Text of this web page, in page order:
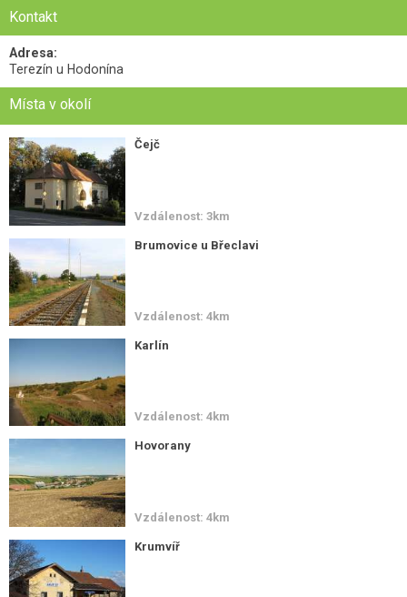
Kontakt
Adresa:
Terezín u Hodonína
Místa v okolí
Čejč
Vzdálenost: 3km
Brumovice u Břeclavi
Vzdálenost: 4km
Karlín
Vzdálenost: 4km
Hovorany
Vzdálenost: 4km
Krumvíř